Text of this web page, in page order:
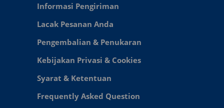
Informasi Pengiriman
Lacak Pesanan Anda
Pengembalian & Penukaran
Kebijakan Privasi & Cookies
Syarat & Ketentuan
Frequently Asked Question